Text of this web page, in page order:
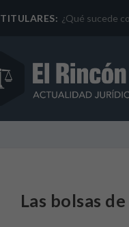
TITULARES: ¿Qué sucede
Las bolsas